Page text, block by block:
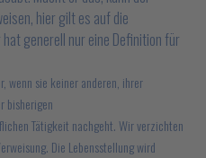
hier gilt es auf die
generell nur eine Definition für
wenn sie keiner anderen, ihrer
bisherigen
Tätigkeit nachgeht. Wir verzichten
Die Lebensstellung wird